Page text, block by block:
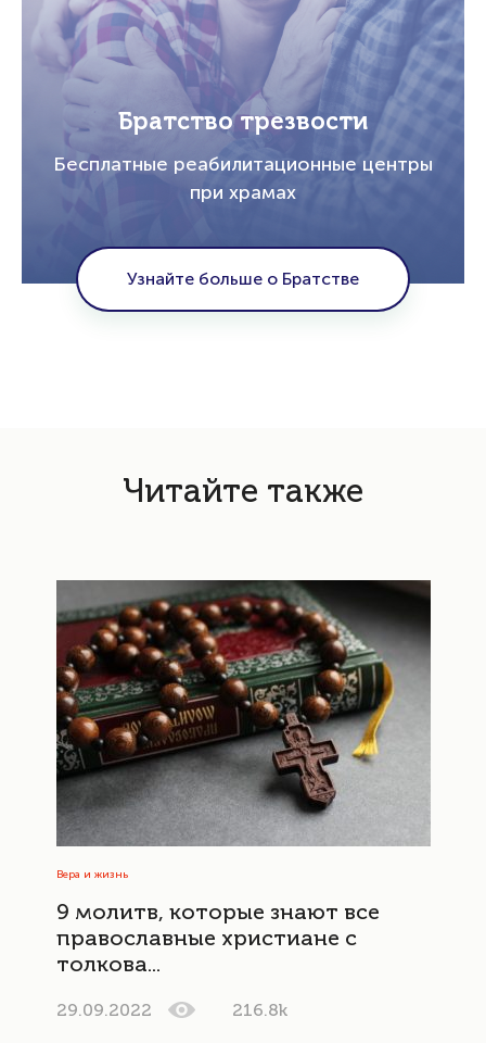
Братство трезвости
Бесплатные реабилитационные центры
при храмах
Узнайте больше о Братстве
Читайте также
Вера и жизнь
9 молитв, которые знают все
православные христиане с
толкова...
29.09.2022 216.8k